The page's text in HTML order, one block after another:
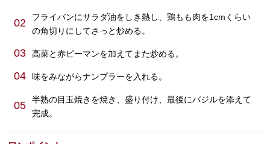
02
フライパンにサラダ油をしき熱し、鶏もも肉を1cmくらい
の角切りにしてさっと炒める。
03 高菜と赤ピーマンを加えてまた炒める。
04 味をみながらナンプラーを入れる。
05
半熟の目玉焼きを焼き、盛り付け、最後にバジルを添えて
完成。